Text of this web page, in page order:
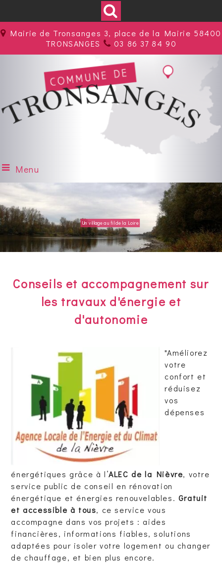
Mairie de Tronsanges 3, place de la Mairie 58400
TRONSANGES
03 86 37 84 90
Menu
Un village au fil de la Loire
Conseils et accompagnement sur
les travaux d'énergie et
d'autonomie
"Améliorez
votre
confort et
réduisez
vos
dépenses
énergétiques grâce à l’ALEC de la Nièvre, votre
service public de conseil en rénovation
énergétique et énergies renouvelables. Gratuit
et accessible à tous, ce service vous
accompagne dans vos projets : aides
financières, informations fiables, solutions
adaptées pour isoler votre logement ou changer
de chauffage, et bien plus encore.